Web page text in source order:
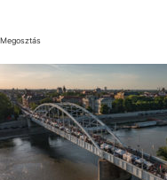
Megosztás